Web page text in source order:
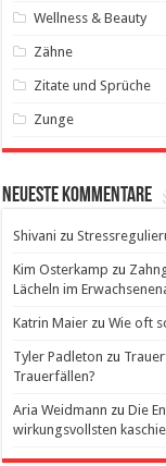
Wellness & Beauty
Zähne
Zitate und Sprüche
Zunge
Neueste Kommentare
Shivani zu
Kim Osterkamp zu
Lächeln im
Katrin Maier zuWie oft
Tyler Padleton zu
Trauerfällen?
Aria Weidmann zuDie
wirkungsvollsten